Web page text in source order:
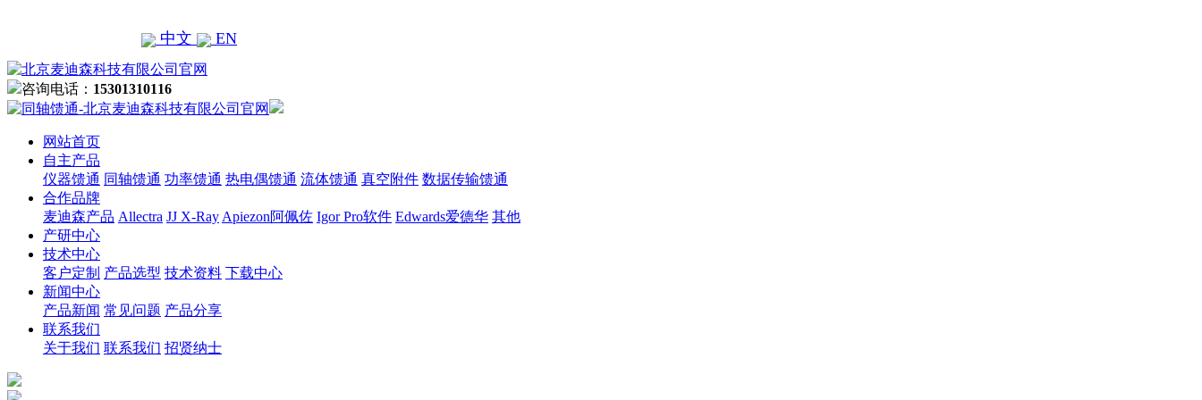
中文 EN
咨询电话： 15301310116
网站首页
自主产品
仪器馈通 同轴馈通 功率馈通 热电偶馈通 流体馈通 真空附件 数据传输馈通
合作品牌
麦迪森产品 Allectra JJ X-Ray Apiezon阿佩佐 Igor Pro软件 Edwards爱德华 其他
产研中心
技术中心
客户定制 产品选型 技术资料 下载中心
新闻中心
产品新闻 常见问题 产品分享
联系我们
关于我们 联系我们 招贤纳士